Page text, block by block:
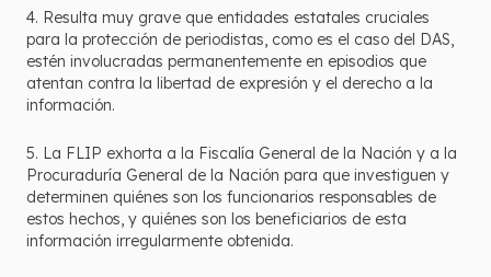
4. Resulta muy grave que entidades estatales cruciales
para la protección de periodistas, como es el caso del DAS,
estén involucradas permanentemente en episodios que
atentan contra la libertad de expresión y el derecho a la
información.
5. La FLIP exhorta a la Fiscalía General de la Nación y a la
Procuraduría General de la Nación para que investiguen y
determinen quiénes son los funcionarios responsables de
estos hechos, y quiénes son los beneficiarios de esta
información irregularmente obtenida.